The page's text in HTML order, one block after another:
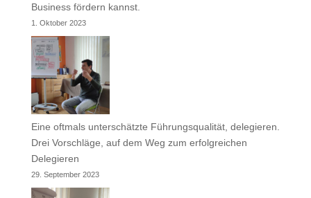
Business fördern kannst.
1. Oktober 2023
Eine oftmals unterschätzte Führungsqualität, delegieren.
Drei Vorschläge, auf dem Weg zum erfolgreichen
Delegieren
29. September 2023